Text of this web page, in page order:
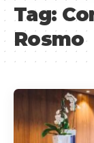
Tag:
Rosmo